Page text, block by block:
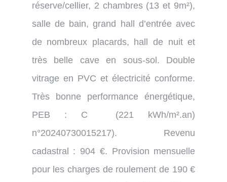
réserve/cellier, 2 chambres (13 et 9m²),
salle de bain, grand hall d’entrée avec
de nombreux placards, hall de nuit et
très belle cave en sous-sol. Double
vitrage en PVC et électricité conforme.
Très bonne performance énergétique,
PEB : C (221 kWh/m².an)
n°20240730015217). Revenu
cadastral : 904 €. Provision mensuelle
pour les charges de roulement de 190 €